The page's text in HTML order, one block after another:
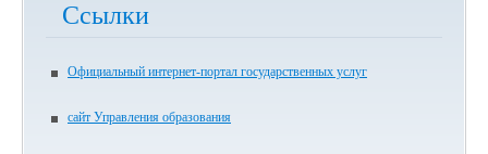
Ссылки
Официальный интернет-портал государственных услуг
сайт Управления образования